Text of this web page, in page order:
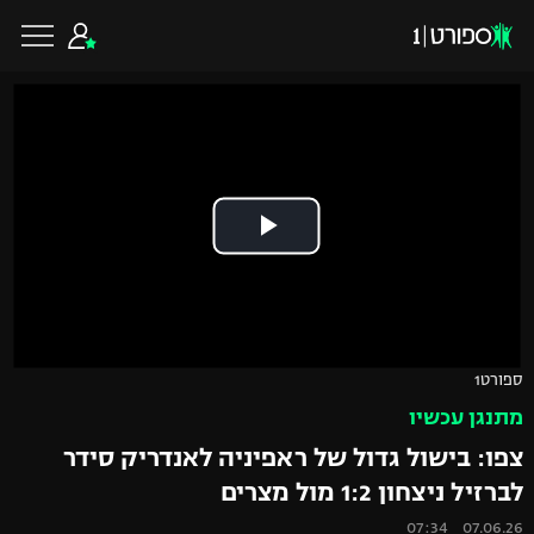
ליגיונרים
גביע המדינה
ליגה אירופית
כדורסל ישראלי
ליגה לאומית
כדורסל עולמי
NBA
ספורט1
מתנגן עכשיו
צפו: בישול גדול של ראפיניה לאנדריק סידר
לברזיל ניצחון 1:2 מול מצרים
07.06.26 07:34